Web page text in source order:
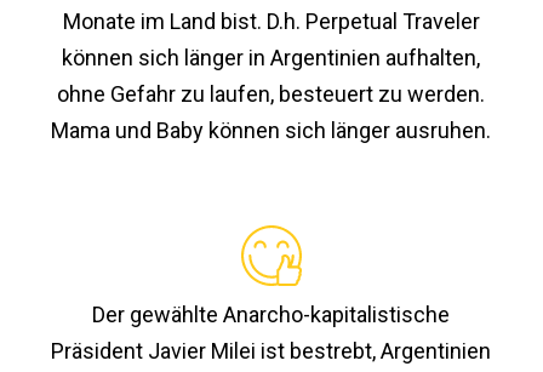
Monate im Land bist. D.h. Perpetual Traveler
können sich länger in Argentinien aufhalten,
ohne Gefahr zu laufen, besteuert zu werden.
Mama und Baby können sich länger ausruhen.
Der gewählte Anarcho-kapitalistische
Präsident Javier Milei ist bestrebt, Argentinien